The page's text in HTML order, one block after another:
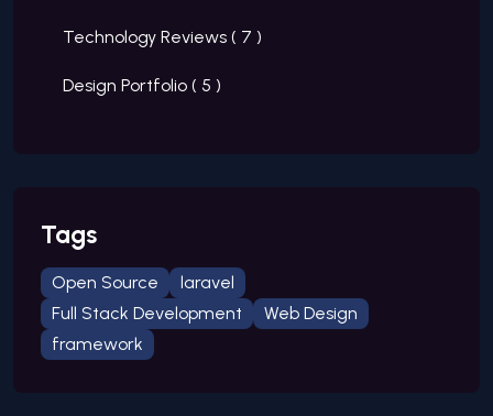
Technology Reviews ( 7 )
Design Portfolio ( 5 )
Tags
Open Source
laravel
Full Stack Development
Web Design
framework